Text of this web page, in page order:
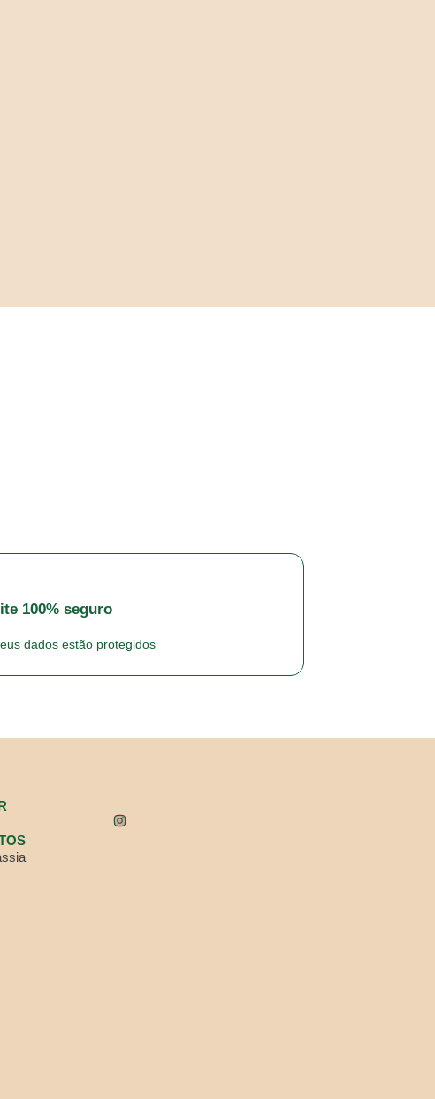
100% seguro
dados estão protegidos